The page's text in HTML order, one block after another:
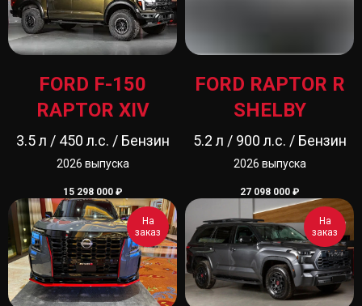
FORD F-150
RAPTOR XIV
3.5 л / 450 л.с. / Бензин
2026 выпуска
15 298 000 ₽
FORD RAPTOR R
SHELBY
5.2 л / 900 л.с. / Бензин
2026 выпуска
27 098 000 ₽
На
заказ
На
заказ